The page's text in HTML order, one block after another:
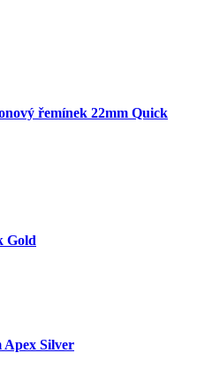
řemínek 22mm Quick
Gold
Apex Silver